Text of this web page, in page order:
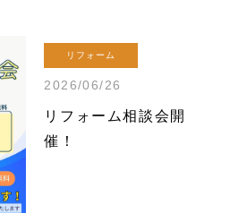
リフォーム
2026/06/26
リフォーム相談会開
催！